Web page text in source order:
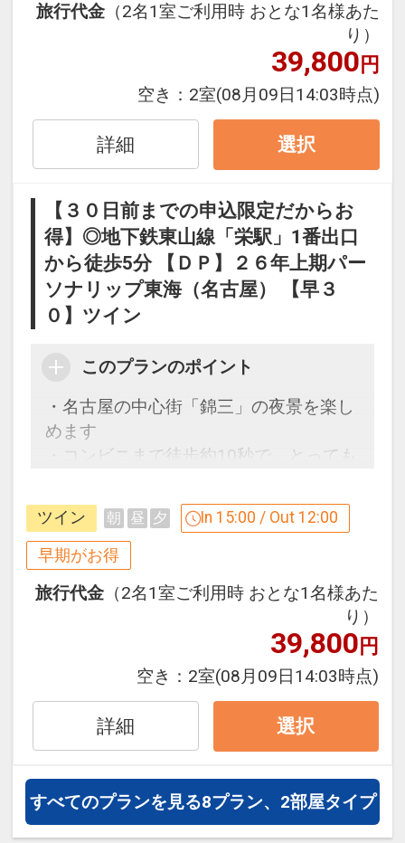
お得です。
※本プランは３０日前までの受付限定で
２９日前以降の宿泊条件の変更（部屋、
人数、おとな・こどもの内訳、食事条
件・内容 等）はできません。
ル。ビジネスや観光の拠点にどうぞ♪
・コンビニまで徒歩約10秒！
・地下鉄「栄」駅まで徒歩約5分の好立
地で、ビジネスにも観光にも便利です。
・全客室Wifi接続によるインターネット
をご用意しています。
●「食事なしプラン」と「朝食付プラ
件】の項目でご確認のうえ、予約にお進
み下さい。
禁煙ルームと喫煙ルームのプランをご用
意。
●「禁煙ルームプラン」と「喫煙ルーム
※ご覧のページがどちらかを【客室情
報】の項目でご確認のうえ、予約にお進
み下さい。
設定期間：2026年4月1日～2026年11月
30日
インターネットコース番号：DP-1-
旅行代金 （2名1室ご利用時 おとな1名様あた
り）
39,800円
空き： 2室(08月09日14:03時点)
詳細 選択
【３０日前までの申込限定だからお
得】◎地下鉄東山線「栄駅」1番出口
から徒歩5分 【ＤＰ】２６年上期パー
ソナリップ東海（名古屋） 【早３
０】ツイン
このプランのポイント
・名古屋の中心街「錦三」の夜景を楽し
めます
・コンビニまで徒歩約10秒で、とっても
３０日前までのご予約でお得に宿泊！
【早３０割】
お得です。
※本プランは３０日前までの受付限定で
２９日前以降の宿泊条件の変更（部屋、
人数、おとな・こどもの内訳、食事条
件・内容 等）はできません。
ル。ビジネスや観光の拠点にどうぞ♪
・コンビニまで徒歩約10秒！
ツイン 朝 昼 夕 In 15:00 / Out 12:00
早期がお得
旅行代金 （2名1室ご利用時 おとな1名様あた
り）
39,800円
空き： 2室(08月09日14:03時点)
詳細 選択
すべてのプランを見る8プラン、2部屋タイプ